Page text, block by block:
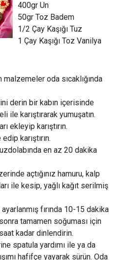
400gr Un
50gr Toz Badem
1/2 Çay Kaşığı Tuz
1 Çay Kaşığı Toz Vanilya
oda sıcaklığında
derin bir kabın içerisinde
ile karıştırarak yumuşatın.
ekleyip karıştırın.
karıştırın.
en az 20 dakika
açtığınız hamuru, kalp
ile kesip, yağlı kağıt serilmiş
fırında 10-15 dakika
tamamen soğuması için
kadar dinlendirin.
spatula yardımı ile ya da
hafifçe yayarak sürün. Oda